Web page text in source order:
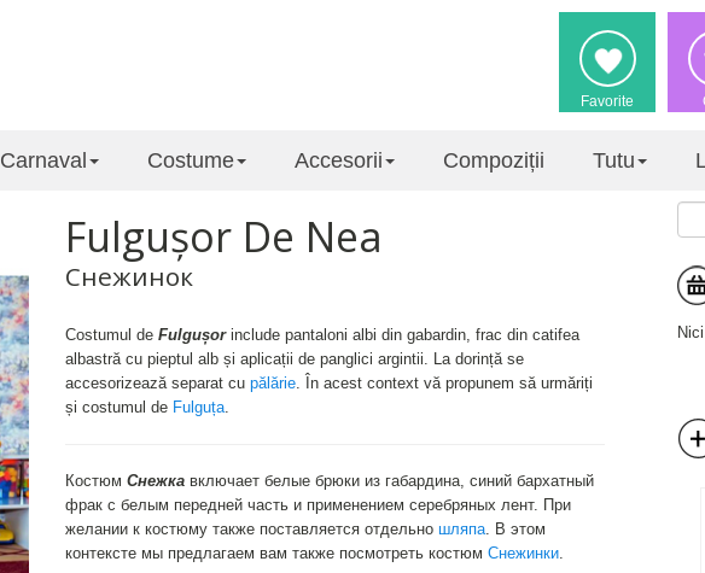
Favorite
Carnaval Costume Accesorii Compoziții Tutu
Fulgușor De Nea
Cнежинок
Costumul de Fulgușorinclude pantaloni albi din gabardin, frac din catifea
albastră cu pieptul alb și aplicații de panglici argintii. La dorință se
accesorizează separat cu pălărie. În acest context vă propunem să urmăriți
și costumul de Fulguța.
Костюм Снежкавключает белые брюки из габардина, синий бархатный
фрак с белым передней часть и применением серебряных лент. При
желании к костюму также поставляется отдельно шляпа. В этом
контексте мы предлагаем вам также посмотреть костюм Снежинки.